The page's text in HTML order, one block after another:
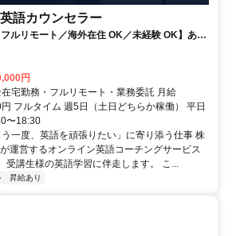
語カウンセラー
フルリモート／海外在住 OK／未経験 OK】あな
敗も成功も。すべてが、受講生の人生を変え
円
宅勤務・フルリモート・業務委託 月給
フルタイム 週5日（土日どちらか稼働） 平日
〜18:30
一度、英語を頑張りたい」に寄り添う仕事 株
運営するオンライン英語コーチングサービス
受講生様の英語学習に伴走します。 こ...
昇給あり